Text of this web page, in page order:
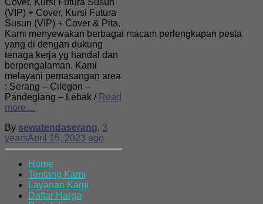
(VIP) + Cover, Kursi Futura
Susun (VIP) + Cover & Pita.
Kami menyewakan berbagai macam perlengkapan pesta
yang di dengan dukung
tenaga kerja yg handal dan
berpengalaman. Kami
melayani pemasangan area
: Serang – Cilegon –
Pandeglang – Lebak /Read
more…
By sewatendaserang, 3
yearsApril 15, 2023 ago
Home
Tentang Kami
Layanan Kami
Daftar Harga